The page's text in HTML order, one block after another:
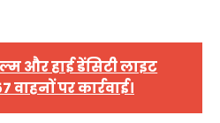
और हाई डेंसिटी लाइट
वाहनों पर कार्रवाई।